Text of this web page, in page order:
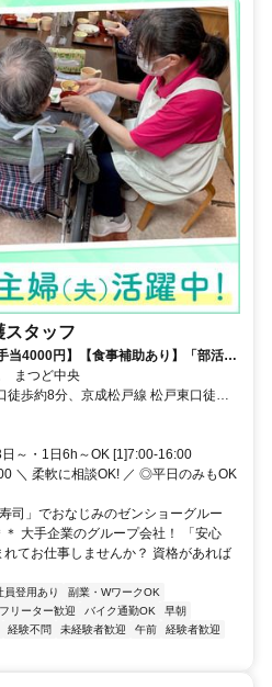
スタッフ
当4000円】【食事補助あり】「部活帰
わせたい」「体力にムリのないよう短
の相談は柔軟に相談OK♪Wワークも歓
て活躍したい方にピッタリ◎ゼンショ
を活かしたレクリエーションは、種類
者さまの笑顔や思い出づくりに貢献し
します。
まつど中央
歩約8分、京成松戸線 松戸東口徒歩
徒歩約18分
～・1日6h～OK [1]7:00-16:00
＼ 柔軟に相談OK! ／ ◎平日のみもOK
司」でおなじみのゼンショーグルー
大手企業のグループ会社！ 「安心
てお仕事しませんか？ 資格があれば
員登用あり
副業・WワークOK
フリーター歓迎 バイク通勤OK
早朝
経験不問 未経験者歓迎 午前
経験者歓迎